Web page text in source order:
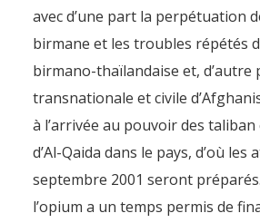
avec d’une part la perpétuation
birmane et les troubles répétés
birmano-thaïlandaise et, d’autre
transnationale et civile
à l’arrivée au pouvoir des taliban
d’Al-Qaida dans le pays, d’où les
septembre 2001 seront préparés.
l’opium a un temps permis de